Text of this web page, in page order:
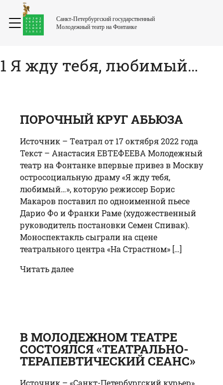
Санкт-Петербургский государственный
Молодежный театр на Фонтанке
1 Я жду тебя, любимый…
ПОРОЧНЫЙ КРУГ АБЬЮЗА
Источник – Tеатрал от 17 октября 2022 года
Текст – Анастасия ЕВТЕФЕЕВА Молодежный
театр на Фонтанке впервые привез в Москву
остросоциальную драму «Я жду тебя,
любимый…», которую режиссер Борис
Макаров поставил по одноименной пьесе
Дарио Фо и Франки Раме (художественный
руководитель постановки Семен Спивак).
Моноспектакль сыграли на сцене
театрального центра «На Страстном» […]
Читать далее
В МОЛОДЕЖНОМ ТЕАТРЕ
СОСТОЯЛСЯ «ТЕАТРАЛЬНО-
ТЕРАПЕВТИЧЕСКИЙ СЕАНС»
Источник – «Санкт-Петербургский курьер»